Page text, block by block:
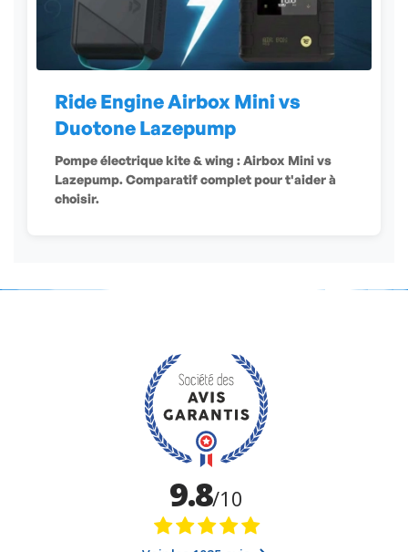
Ride Engine Airbox Mini vs
Duotone Lazepump
Pompe électrique kite & wing : Airbox Mini vs
Lazepump. Comparatif complet pour t'aider à
choisir.